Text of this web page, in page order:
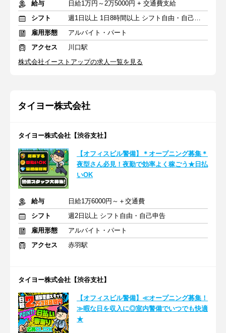
給与
日給1万円～2万5000円 + 交通費支給
シフト
週1日以上 1日8時間以上 シフト自由・自己申告
雇用形態
アルバイト・パート
アクセス
川口駅
株式会社イーストアップの求人一覧を見る
タイヨー株式会社
タイヨー株式会社【渋谷支社】
【オフィスビル警備】＊オープニング募集＊
夜型さん必見！夜勤で効率よく稼ごう★日払
いOK
給与
日給1万6000円～＋交通費
シフト
週2日以上 シフト自由・自己申告
雇用形態
アルバイト・パート
アクセス
赤羽駅
タイヨー株式会社【渋谷支社】
【オフィスビル警備】≪オープニング募集！
≫暇な日を収入に◎室内警備でいつでも快適
★